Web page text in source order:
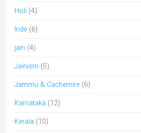
Holi (4)
Inde (6)
jain (4)
Jainism (5)
Jammu & Cachemire (6)
Karnataka (12)
Kerala (10)